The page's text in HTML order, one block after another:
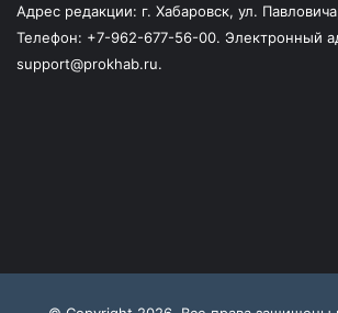
Адрес редакции: г. Хабаровск, ул.
Телефон: +7-962-677-56-00. Электронный
support@prokhab.ru.